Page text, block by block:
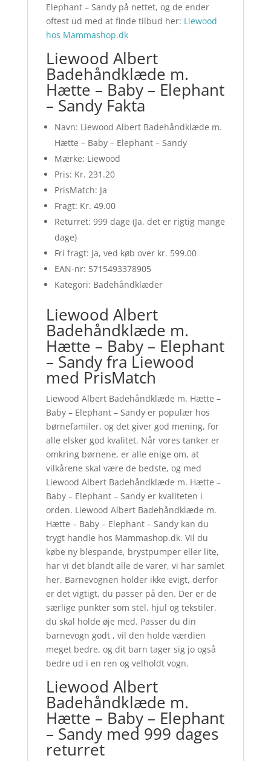
Elephant – Sandy på nettet, og de ender
oftest ud med at finde tilbud her: Liewood
hos Mammashop.dk
Liewood Albert
Badehåndklæde m.
Hætte – Baby – Elephant
– Sandy Fakta
Navn: Liewood Albert Badehåndklæde m.
Hætte – Baby – Elephant – Sandy
Mærke: Liewood
Pris: Kr. 231.20
PrisMatch: Ja
Fragt: Kr. 49.00
Returret: 999 dage (Ja, det er rigtig mange
dage)
Fri fragt: Ja, ved køb over kr. 599.00
EAN-nr: 5715493378905
Kategori: Badehåndklæder
Liewood Albert
Badehåndklæde m.
Hætte – Baby – Elephant
– Sandy fra Liewood
med PrisMatch
Liewood Albert Badehåndklæde m. Hætte –
Baby – Elephant – Sandy er populær hos
børnefamiler, og det giver god mening, for
alle elsker god kvalitet. Når vores tanker er
omkring børnene, er alle enige om, at
vilkårene skal være de bedste, og med
Liewood Albert Badehåndklæde m. Hætte –
Baby – Elephant – Sandy er kvaliteten i
orden. Liewood Albert Badehåndklæde m.
Hætte – Baby – Elephant – Sandy kan du
trygt handle hos Mammashop.dk. Vil du
købe ny blespande, brystpumper eller lite,
har vi det blandt alle de varer, vi har samlet
her. Barnevognen holder ikke evigt, derfor
er det vigtigt, du passer på den. Der er de
særlige punkter som stel, hjul og tekstiler,
du skal holde øje med. Passer du din
barnevogn godt , vil den holde værdien
meget bedre, og dit barn tager sig jo også
bedre ud i en ren og velholdt vogn.
Liewood Albert
Badehåndklæde m.
Hætte – Baby – Elephant
– Sandy med 999 dages
returret